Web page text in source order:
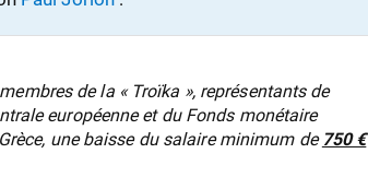
de la « Troïka », représentants de
européenne et du Fonds monétaire
une baisse du salaire minimum de 750 €